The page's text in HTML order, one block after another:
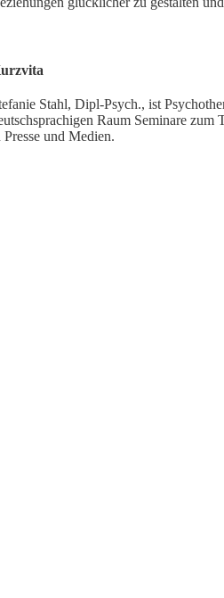
Stahl, Dipl-Psych., ist
Raum Seminare
Presse und Medien.